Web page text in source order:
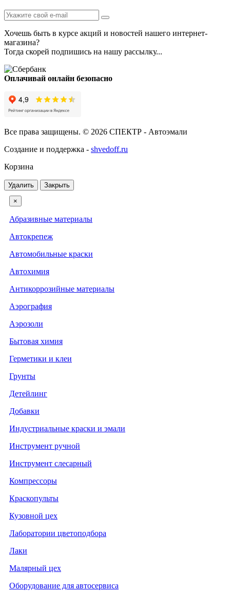
Хочешь быть в курсе акций и новостей нашего интернет-
магазина?
Тогда скорей подпишись на нашу рассылку...
Оплачивай онлайн безопасно
Все права защищены. © 2026 СПЕКТР - Автоэмали
Создание и поддержка - shvedoff.ru
Корзина
Удалить Закрыть
×
Абразивные материалы
Автокрепеж
Автомобильные краски
Автохимия
Антикоррозийные материалы
Аэрография
Аэрозоли
Бытовая химия
Герметики и клеи
Грунты
Детейлинг
Добавки
Индустриальные краски и эмали
Инструмент ручной
Инструмент слесарный
Компрессоры
Краскопульты
Кузовной цех
Лаборатории цветоподбора
Лаки
Малярный цех
Оборудование для автосервиса